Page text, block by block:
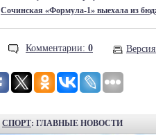
Сочинская «Формула-1» выехала из
Комментарии: 0
СПОРТ: ГЛАВНЫЕ НОВОСТИ